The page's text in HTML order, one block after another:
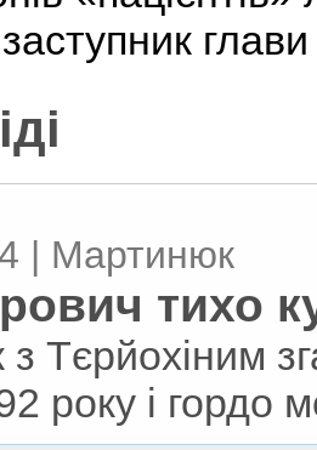
| Мартинюк
тихо
з Тєрйохіним
року і гордо